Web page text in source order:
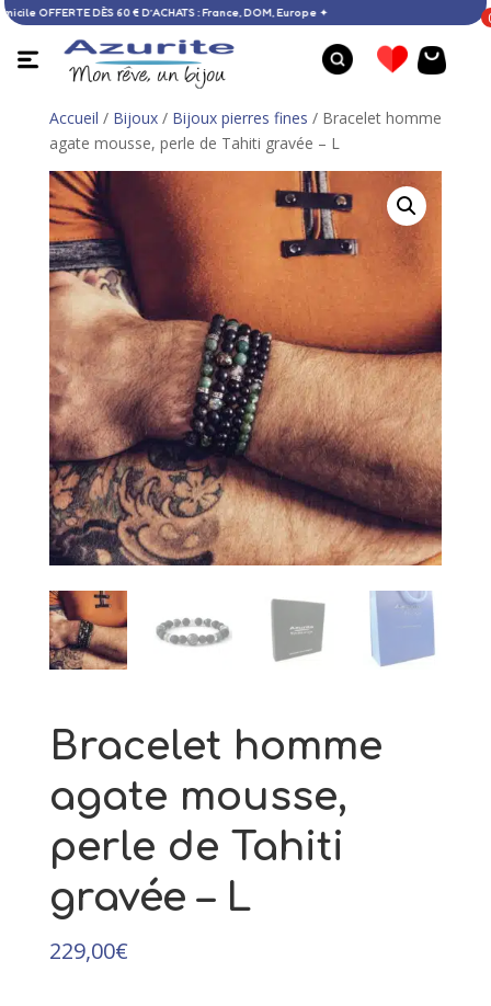
à domicile OFFERTE DÈS 60 € D’ACHATS : France, DOM, Europe ✦
Accueil / Bijoux/ Bijoux pierres fines / Bracelet homme
agate mousse, perle de Tahiti gravée – L
Bracelet homme
agate mousse,
perle de Tahiti
gravée – L
229,00€
Collier tendance - 50 %
42,50€ + AJOUTER